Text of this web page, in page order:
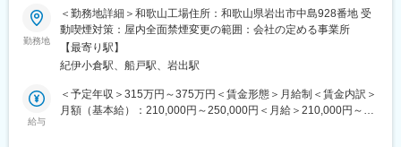
ホイストクレーンや玉掛けなどの資格・経験を活かして活躍でき
ます。
若手未経験者の育成実績もあり、専門技術を身につけながら成長
できる環境です。
■働き方
工場で製造される惣菜製品の安全性・品質を守る品質管理業務を
お任せします。製品・設備・作業環境を対象とした微生物検査や
衛生管理を通じて、食品会社にとって最も重要な「食の安心・安
全」を支えるポジション。万が一、不適合品が発生した場合に
は、原因の特定から再発防止策の立案・現場への落とし込みま
で、製造部門と連携して対応します。
勤務地
＜勤務地詳細＞和歌山工場住所：和歌山県岩出市中島928番地 受
動喫煙対策：屋内全面禁煙変更の範囲：会社の定める事業所
【最寄り駅】
紀伊小倉駅、船戸駅、岩出駅
給与
＜予定年収＞315万円～375万円＜賃金形態＞月給制＜賃金内訳＞
月額（基本給）：210,000円～250,000円＜月給＞210,000円～